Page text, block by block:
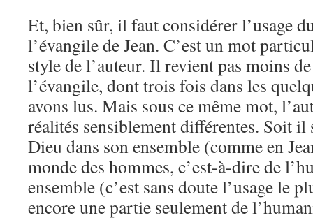
Et, bien sûr, il faut considérer l’usage
l’évangile de Jean. C’est un mot
style de l’auteur. Il revient pas moins
l’évangile, dont trois fois dans les
avons lus. Mais sous ce même mot,
réalités sensiblement différentes. Soit il
Dieu dans son ensemble (comme en
monde des hommes, c’est-à-dire de
ensemble (c’est sans doute l’usage le
encore une partie seulement de